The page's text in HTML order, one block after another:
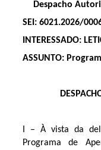
Despacho
SEI: 6021.2026/
INTERESSADO:
ASSUNTO:
I – À vista da
Programa de